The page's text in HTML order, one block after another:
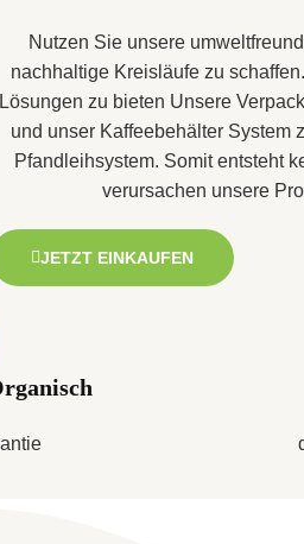
Nutzen Sie unsere
nachhaltige Kreisläufe zu
Lösungen zu bieten Unsere
und unser Kaffeebehälter System
Pfandleihsystem. Somit entsteht
verursachen unsere
JETZT EINKAUFEN